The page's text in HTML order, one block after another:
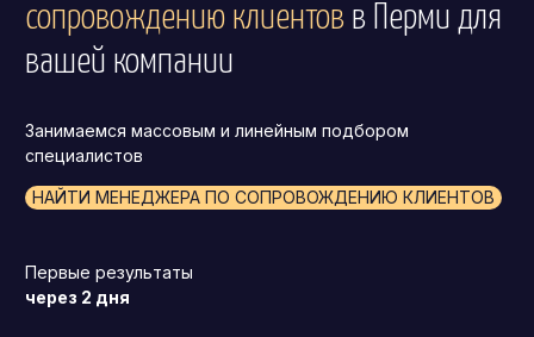
сопровождению клиентов в Перми для
вашей компании
Занимаемся массовым и линейным подбором
специалистов
НАЙТИ МЕНЕДЖЕРА ПО СОПРОВОЖДЕНИЮ КЛИЕНТОВ
Первые результаты
через 2 дня